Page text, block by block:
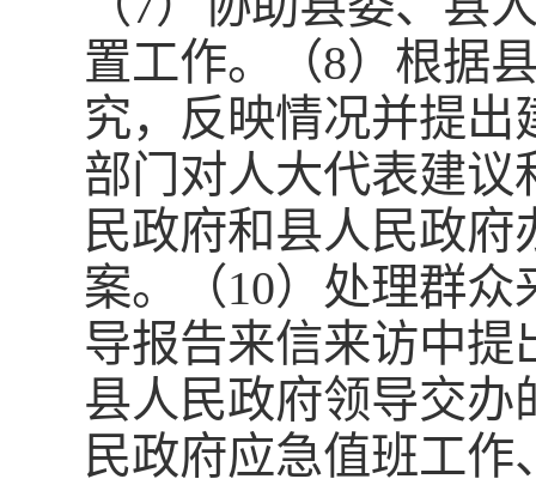
置工作。（8）根据
究，反映情况并提
部门对人大代表建
民政府和县人民政
案。（10）处理群
导报告来信来访中
县人民政府领导交办
民政府应急值班工